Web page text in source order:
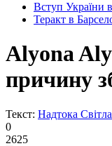
Вступ України
Теракт в
Alyona
причину
Текст: Надтока
0
2625